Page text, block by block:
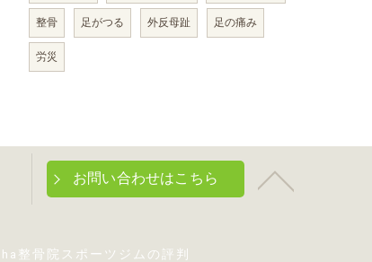
整骨 足がつる 外反母趾 足の痛み
労災
お問い合わせはこちら
整骨院スポーツジムの評判